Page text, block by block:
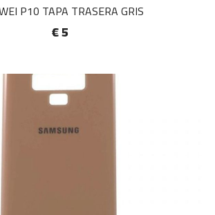
P10 TAPA TRASERA GRIS
€ 5